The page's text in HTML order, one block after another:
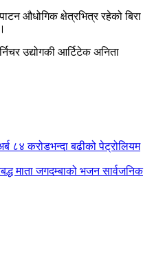
औधोगिक क्षेत्रभित्र रहेको बिरा
उद्योगकी आर्टिटेक अनिता
८४ करोडभन्दा बढीको पेट्रोलियम
माता जगदम्बाको भजन सार्वजनिक